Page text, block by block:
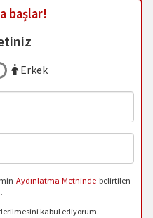
başlar!
Erkek
Aydınlatma Metninde belirtilen
kabul ediyorum.